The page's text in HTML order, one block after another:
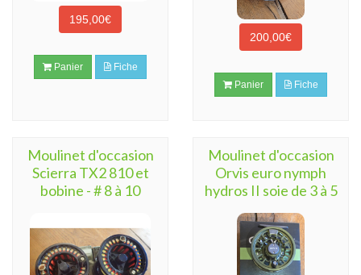
195,00€
Panier Fiche
200,00€
Panier Fiche
Moulinet d'occasion
Scierra TX2 810 et
bobine - # 8 à 10
Moulinet d'occasion
Orvis euro nymph
hydros II soie de 3 à 5